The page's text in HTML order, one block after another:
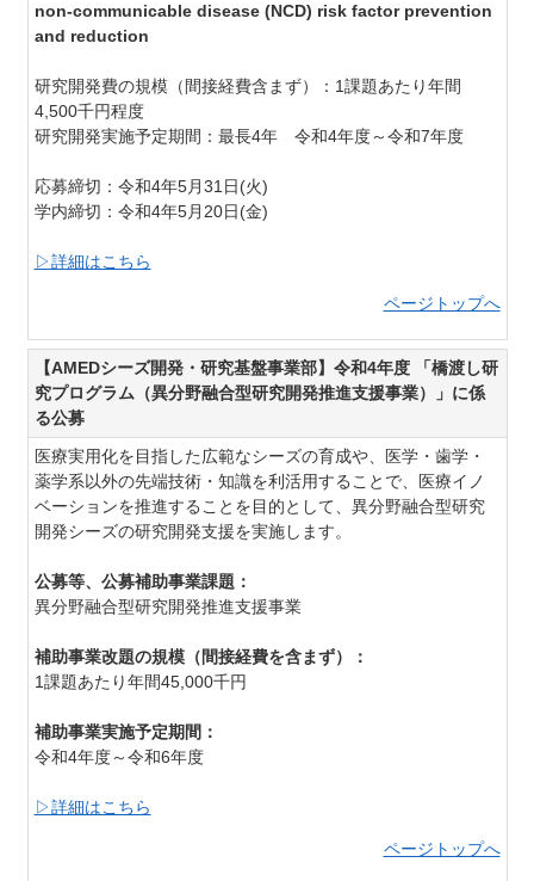
non-communicable disease (NCD) risk factor prevention
and reduction
研究開発費の規模（間接経費含まず）：1課題あたり年間
4,500千円程度
研究開発実施予定期間：最長4年 令和4年度～令和7年度
応募締切：令和4年5月31日(火)
学内締切：令和4年5月20日(金)
▷詳細はこちら
ページトップへ
【AMEDシーズ開発・研究基盤事業部】令和4年度 「橋渡し研
究プログラム（異分野融合型研究開発推進支援事業）」に係
る公募
医療実用化を目指した広範なシーズの育成や、医学・歯学・
薬学系以外の先端技術・知識を利活用することで、医療イノ
ベーションを推進することを目的として、異分野融合型研究
開発シーズの研究開発支援を実施します。
公募等、公募補助事業課題：
異分野融合型研究開発推進支援事業
補助事業改題の規模（間接経費を含まず）：
1課題あたり年間45,000千円
補助事業実施予定期間：
令和4年度～令和6年度
▷詳細はこちら
ページトップへ